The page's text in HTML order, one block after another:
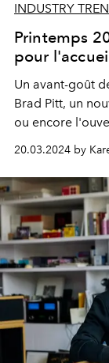
INDUSTRY
Printemps
pour
Un avant-goût
Brad Pitt, un
ou encore
bonnes
20.03.2024 by